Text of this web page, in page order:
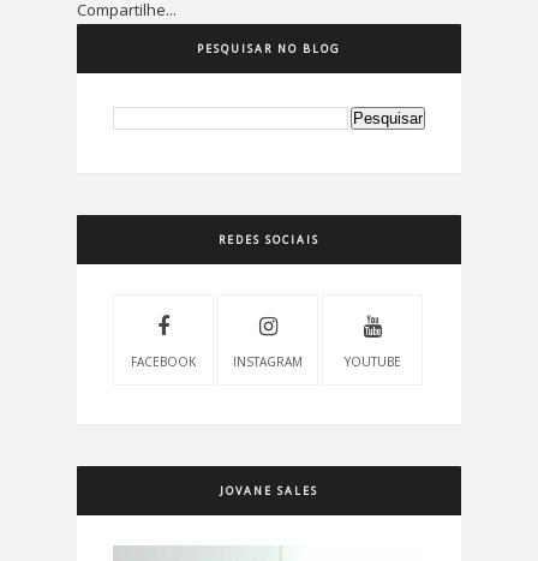
Compartilhe...
PESQUISAR NO BLOG
REDES SOCIAIS
FACEBOOK INSTAGRAM YOUTUBE
JOVANE SALES